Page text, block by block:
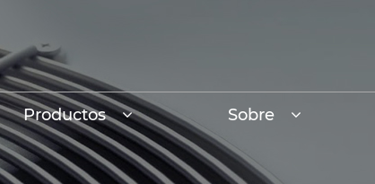
Productos Sobre